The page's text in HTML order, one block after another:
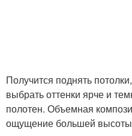
Получится поднять
выбрать оттенки ярче и
полотен. Объемная
ощущение большей